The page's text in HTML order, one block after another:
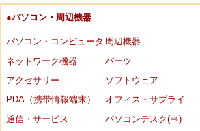
●パソコン・周辺機器
パソコン・コンピュータ 周辺機器
ネットワーク機器
パーツ
アクセサリー
ソフトウェア
PDA（携帯情報端末）
オフィス・サプライ
通信・サービス
パソコンデスク(⇒)